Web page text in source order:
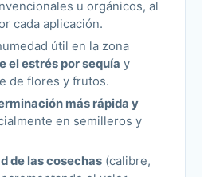
u orgánicos, al
cada aplicación.
útil en la zona
el estrés por sequía y
de flores y frutos.
más rápida y
en semilleros y
de las cosechas (calibre,